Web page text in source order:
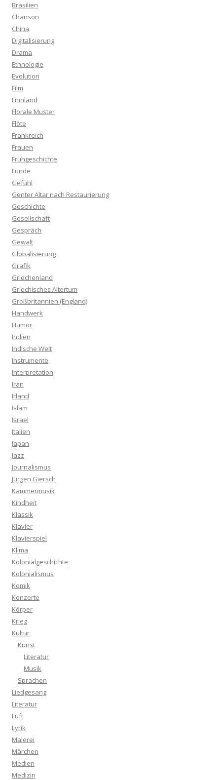
Brasilien
Chanson
China
Digitalisierung
Drama
Ethnologie
Evolution
Film
Finnland
Florale Muster
Flöte
Frankreich
Frauen
Frühgeschichte
Funde
Gefühl
Genter Altar nach Restaurierung
Geschichte
Gesellschaft
Gespräch
Gewalt
Globalisierung
Grafik
Griechenland
Griechisches Altertum
Großbritannien (England)
Handwerk
Humor
Indien
Indische Welt
Instrumente
Interpretation
Iran
Irland
Islam
Israel
Italien
Japan
Jazz
Journalismus
Jürgen Giersch
Kammermusik
Kindheit
Klassik
Klavier
Klavierspiel
Klima
Kolonialgeschichte
Kolonialismus
Komik
Konzerte
Körper
Krieg
Kultur
Kunst
Literatur
Musik
Sprachen
Liedgesang
Literatur
Luft
Lyrik
Malerei
Märchen
Medien
Medizin